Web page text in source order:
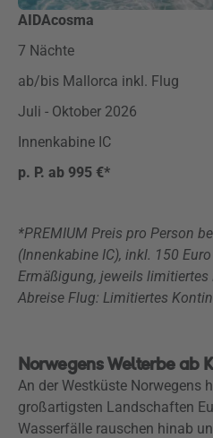
AIDAcosma
7 Nächte
ab/bis Mallorca inkl. Flug
Juli - Oktober 2026
Innenkabine IC
p. P. ab 995 €*
*PREMIUM Preis pro Person
(Innenkabine IC), inkl. 150
Ermäßigung, jeweils
Abreise Flug: Limitiertes
Norwegens Welterbe ab
An der Westküste Norwegens
großartigsten Landschaften
Wasserfälle rauschen hinab